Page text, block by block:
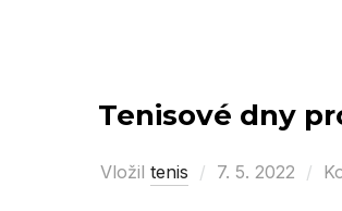
Tenisové dny
Vložil tenis
Posted
7. 5. 2022